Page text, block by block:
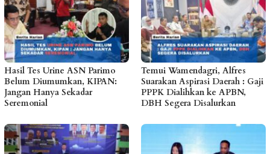
Hasil Tes Urine ASN Parimo
Belum Diumumkan, KIPAN:
Jangan Hanya Sekadar
Seremonial
Temui Wamendagri, Alfres
Suarakan Aspirasi Daerah : Gaji
PPPK Dialihkan ke APBN,
DBH Segera Disalurkan